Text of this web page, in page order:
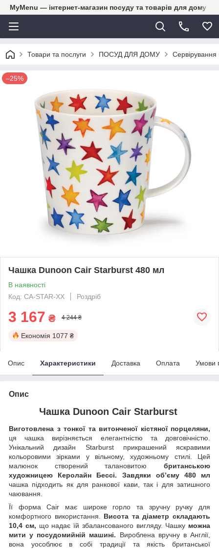
MyMenu — інтернет-магазин посуду та товарів для дому
Товари та послуги ПОСУД ДЛЯ ДОМУ Сервірування
–25%
Чашка Dunoon Cair Starburst 480 мл
В наявності
Код: CA-STAR-XX
Роздріб
3 167 ₴ 4 244 ₴
Економія 1077 ₴
Опис Характеристики Доставка Оплата Умови
Опис
Чашка Dunoon Cair Starburst
Виготовлена з тонкої та витонченої кістяної порцеляни,
ця чашка вирізняється елегантністю та довговічністю.
Унікальний дизайн Starburst прикрашений яскравими
кольоровими зірками у вільному, художньому стилі. Цей
малюнок створений талановитою британською
художницею Керолайн Бессі.
Завдяки об’єму 480 мл
чашка підходить як для ранкової кави, так і для затишного
чаювання.
Її форма Cair має широке горло та зручну ручку для
комфортного використання. Висота та діаметр складають
10,4 см, що надає їй збалансованого вигляду. Чашку можна
мити у посудомийній машині. Вироблена вручну в Англії,
вона уособлює в собі традиції та якість британської